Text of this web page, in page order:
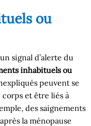
ou
signal d’alerte du
inhabituels ou
peuvent se
et être liés à
des saignements
la ménopause